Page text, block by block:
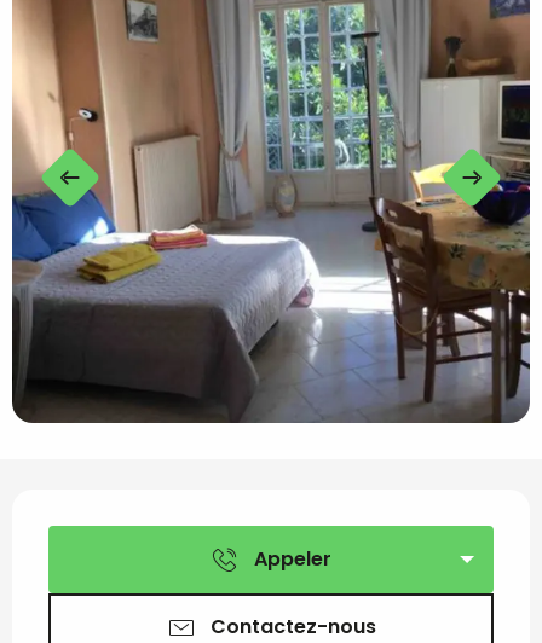
Ouverture et
Appeler
Contactez-nous